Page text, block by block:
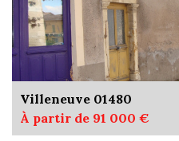
Villeneuve 01480
À partir de 91 000 €